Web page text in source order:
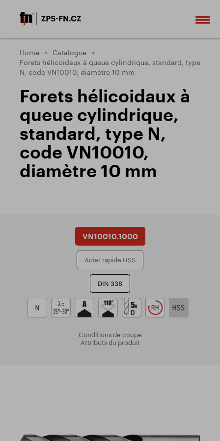
Home
Catalogue
Forets hélicoidaux à queue cylindrique, standard, type
N, code VN10010, diamètre 10 mm
Forets hélicoidaux à
queue cylindrique,
standard, type N,
code VN10010,
diamètre 10 mm
VN10010.1000
Acier rapide HSS
DIN 338
Conditions de coupe
Attributs du produit